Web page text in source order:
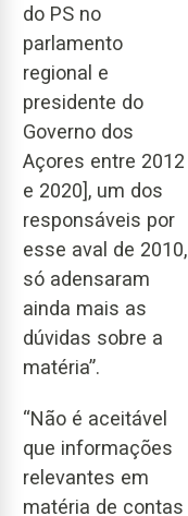
do PS no
parlamento
regional e
presidente do
Governo dos
Açores entre 2012
e 2020], um dos
responsáveis por
esse aval de 2010,
só adensaram
ainda mais as
dúvidas sobre a
matéria”.
“Não é aceitável
que informações
relevantes em
matéria de contas